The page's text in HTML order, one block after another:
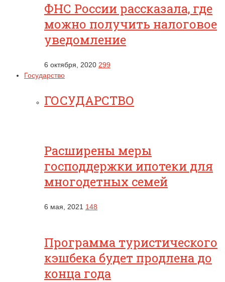
ФНС России рассказала, где
можно получить налоговое
уведомление
6 октября, 2020 299
Государство
ГОСУДАРСТВО
Расширены меры
господдержки ипотеки для
многодетных семей
6 мая, 2021 148
Программа туристического
кэшбека будет продлена до
конца года